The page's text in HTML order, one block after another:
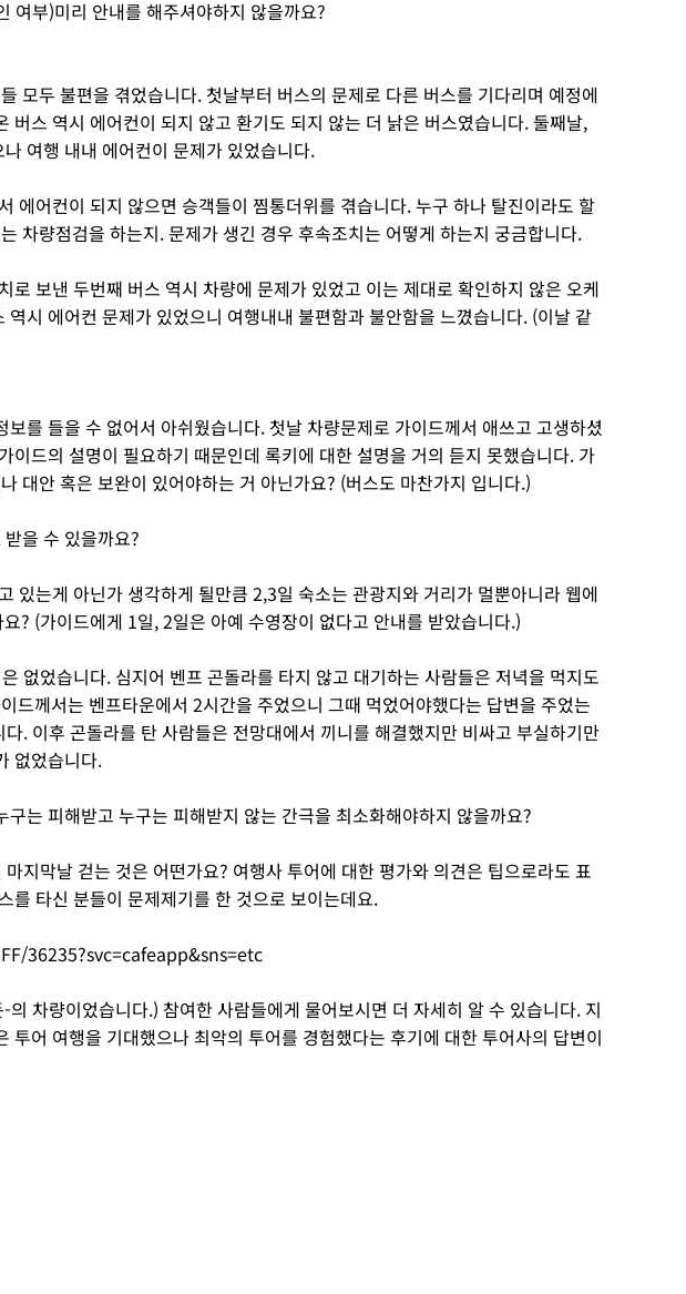
여부)미리 안내를 해주셔야하지 않을까요?
모두 불편을 겪었습니다. 첫날부터 버스의 문제로 다른 버스를 기다리며 예정에
버스 역시 에어컨이 되지 않고 환기도 되지 않는 더 낡은 버스였습니다. 둘째날,
여행 내내 에어컨이 문제가 있었습니다.
에어컨이 되지 않으면 승객들이 찜통더위를 겪습니다. 누구 하나 탈진이라도 할
차량점검을 하는지. 문제가 생긴 경우 후속조치는 어떻게 하는지 궁금합니다.
로 보낸 두번째 버스 역시 차량에 문제가 있었고 이는 제대로 확인하지 않은 오케
시 에어컨 문제가 있었으니 여행내내 불편함과 불안함을 느꼈습니다. (이날 같
를 들을 수 없어서 아쉬웠습니다. 첫날 차량문제로 가이드께서 애쓰고 고생하셨
이드의 설명이 필요하기 때문인데 록키에 대한 설명을 거의 듣지 못했습니다. 가
대안 혹은 보완이 있어야하는 거 아닌가요? (버스도 마찬가지 입니다.)
을 수 있을까요?
있는게 아닌가 생각하게 될만큼 2,3일 숙소는 관광지와 거리가 멀뿐아니라 웹에
? (가이드에게 1일, 2일은 아예 수영장이 없다고 안내를 받았습니다.)
없었습니다. 심지어 벤프 곤돌라를 타지 않고 대기하는 사람들은 저녁을 먹지도
드께서는 벤프타운에서 2시간을 주었으니 그때 먹었어야했다는 답변을 주었는
. 이후 곤돌라를 탄 사람들은 전망대에서 끼니를 해결했지만 비싸고 부실하기만
없었습니다.
는 피해받고 누구는 피해받지 않는 간극을 최소화해야하지 않을까요?
지막날 걷는 것은 어떤가요? 여행사 투어에 대한 평가와 의견은 팁으로라도 표
를 타신 분들이 문제제기를 한 것으로 보이는데요.
36235?svc=cafeapp&sns=etc
차량이었습니다.) 참여한 사람들에게 물어보시면 더 자세히 알 수 있습니다. 지
투어 여행을 기대했으나 최악의 투어를 경험했다는 후기에 대한 투어사의 답변이